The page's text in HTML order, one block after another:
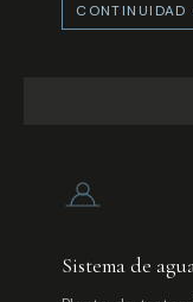
CONTINUIDAD
Sistema de